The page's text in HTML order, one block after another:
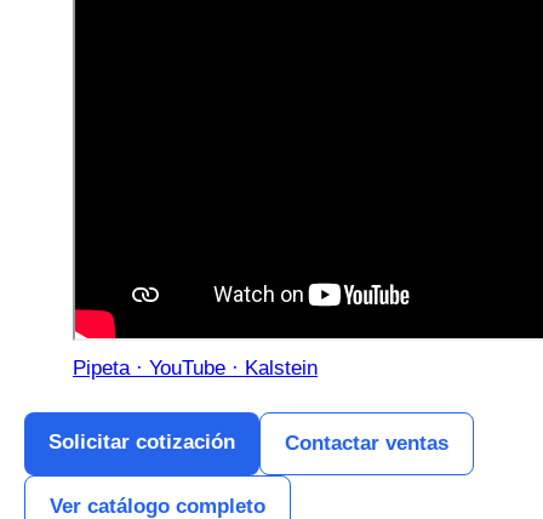
Pipeta · YouTube · Kalstein
Solicitar cotización Contactar ventas
Ver catálogo completo